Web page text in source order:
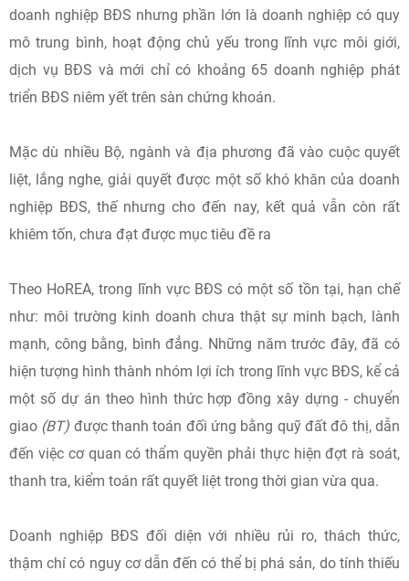
doanh nghiệp BĐS nhưng phần lớn là doanh nghiệp có quy
mô trung bình, hoạt động chủ yếu trong lĩnh vực môi giới,
dịch vụ BĐS và mới chỉ có khoảng 65 doanh nghiệp phát
triển BĐS niêm yết trên sàn chứng khoán.
Mặc dù nhiều Bộ, ngành và địa phương đã vào cuộc quyết
liệt, lắng nghe, giải quyết được một số khó khăn của doanh
nghiệp BĐS, thế nhưng cho đến nay, kết quả vẫn còn rất
khiêm tốn, chưa đạt được mục tiêu đề ra
Theo HoREA, trong lĩnh vực BĐS có một số tồn tại, hạn chế
như: môi trường kinh doanh chưa thật sự minh bạch, lành
mạnh, công bằng, bình đẳng. Những năm trước đây, đã có
hiện tượng hình thành nhóm lợi ích trong lĩnh vực BĐS, kể cả
một số dự án theo hình thức hợp đồng xây dựng - chuyển
giao (BT) được thanh toán đối ứng bằng quỹ đất đô thị, dẫn
đến việc cơ quan có thẩm quyền phải thực hiện đợt rà soát,
thanh tra, kiểm toán rất quyết liệt trong thời gian vừa qua.
Doanh nghiệp BĐS đối diện với nhiều rủi ro, thách thức,
thậm chí có nguy cơ dẫn đến có thể bị phá sản, do tính thiếu